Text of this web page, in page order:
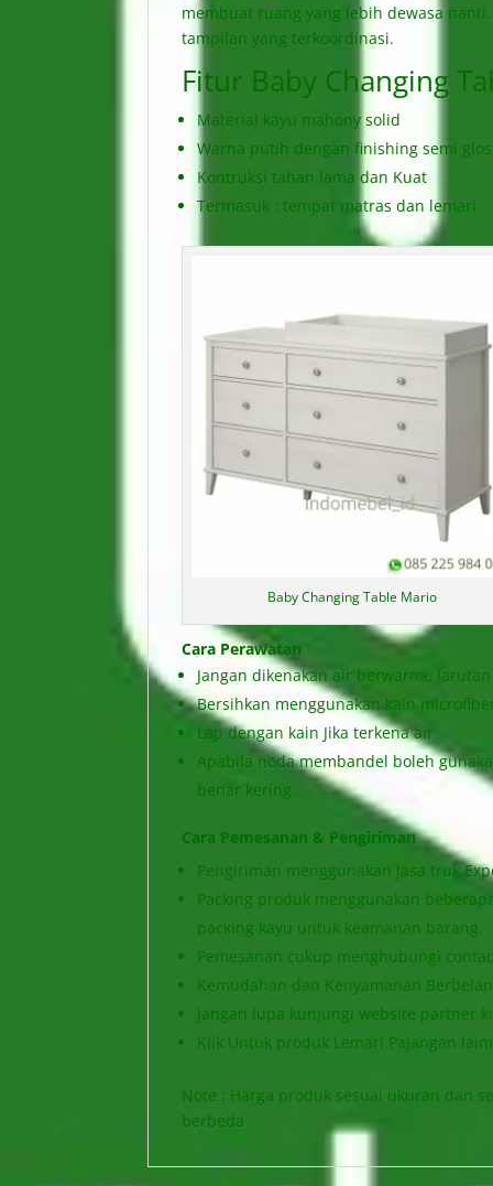
membuat ruang yang lebih dewasa
tampilan yang terkoordinasi.
Fitur Baby Changing
Material kayu mahony solid
Warna putih dengan finishing semi
Kontruksi tahan lama dan Kuat
Termasuk : tempat matras dan lemari
Baby Changing Table Mario
Cara Perawatan
Jangan dikenakan air berwarna,
Bersihkan menggunakan kain
Lap dengan kain Jika terkena air
Apabila noda membandel boleh
benar kering.
Cara Pemesanan & Pengiriman
Pengiriman menggunakan Jasa truk
Packing produk menggunakan
packing kayu untuk keamanan barang.
Pemesanan cukup menghubungi
Kemudahan dan Kenyamanan
Jangan lupa kunjungi website partner
Klik Untuk produk Lemari Pajangan
Note : Harga produk sesuai ukuran dan
berbeda